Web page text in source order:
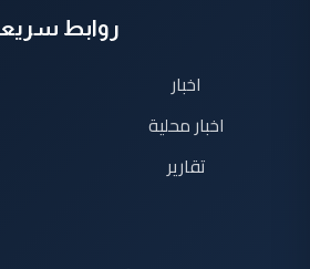
روابط
اخبار
اخبار محلية
تقارير